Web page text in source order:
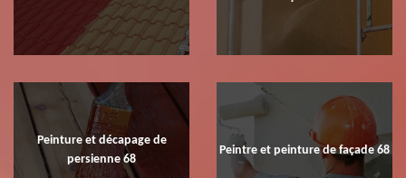
Peinture et décapage de
persienne 68
Peintre et peinture de façade 68